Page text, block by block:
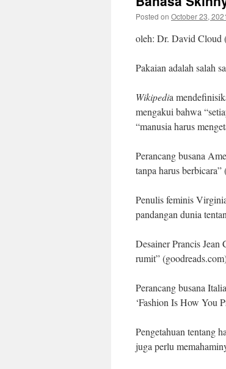
Posted on October 23, 2021
oleh: Dr. David
Pakaian adalah salah
Wikipedia
mengakui bahwa
“manusia harus
Perancang busana
tanpa harus berbicara”
Penulis feminis
pandangan dunia
Desainer Prancis Jean
rumit”
Perancang busana
‘Fashion Is How You
Pengetahuan tentang
juga perlu